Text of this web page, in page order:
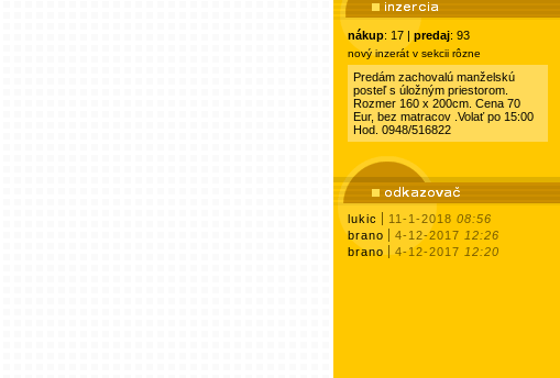
nákup: 17 | predaj: 93
nový inzerát v sekcii rôzne
Predám zachovalú manželskú
posteľ s úložným priestorom.
Rozmer 160 x 200cm. Cena 70
Eur, bez matracov .Volať po 15:00
Hod. 0948/516822
lukic 11-1-2018 08:56
brano
4-12-2017 12:26
brano
4-12-2017 12:20